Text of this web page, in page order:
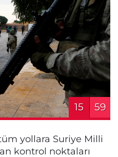
15 59
yollara Suriye Milli
kontrol noktaları